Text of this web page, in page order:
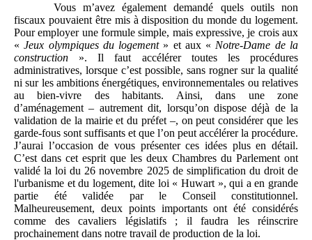
Vous m’avez également demandé quels outils non
fiscaux pouvaient être mis à disposition du monde du logement.
Pour employer une formule simple, mais expressive, je crois aux
«Jeux olympiques du logement» et aux « Notre-Dame de la
construction ». Il faut accélérer toutes les procédures
administratives, lorsque c’est possible, sans rogner sur la qualité
ni sur les ambitions énergétiques, environnementales ou relatives
au bien-vivre des habitants. Ainsi, dans une zone
d’aménagement – autrement dit, lorsqu’on dispose déjà de la
validation de la mairie et du préfet –, on peut considérer que les
garde-fous sont suffisants et que l’on peut accélérer la procédure.
J’aurai l’occasion de vous présenter ces idées plus en détail.
C’est dans cet esprit que les deux Chambres du Parlement ont
validé la loi du 26 novembre 2025 de simplification du droit de
l'urbanisme et du logement, dite loi « Huwart », qui a en grande
partie été validée par le Conseil constitutionnel.
Malheureusement, deux points importants ont été considérés
comme des cavaliers législatifs ; il faudra les réinscrire
prochainement dans notre travail de production de la loi.